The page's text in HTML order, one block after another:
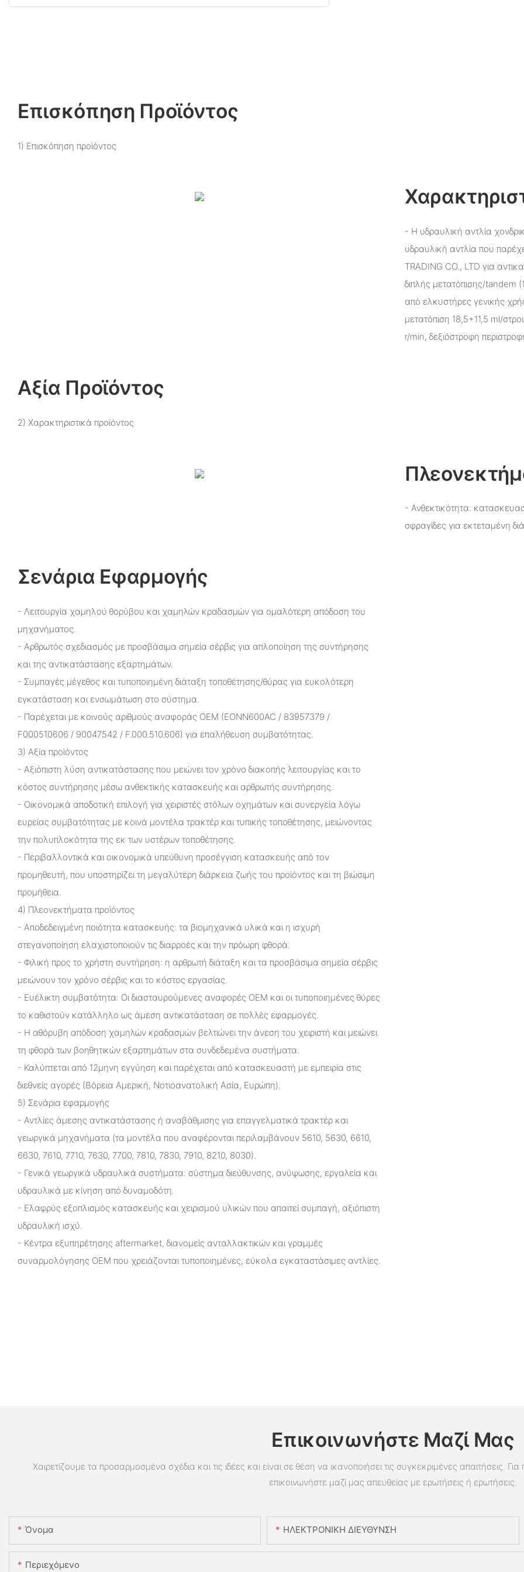
Επισκόπηση Προϊόντος
1) Επισκόπηση προϊόντος
- Η υδραυλική αντλία
υδραυλική αντλία που
TRADING CO., LTD για
διπλής μετατόπισης/tandem
από ελκυστήρες γενικής
μετατόπιση 18,5+11,5 ml/
r/min, δεξιόστροφη
Αξία Προϊόντος
2) Χαρακτηριστικά προϊόντος
- Ανθεκτικότητα:
σφραγίδες για εκτεταμένη
Σενάρια Εφαρμογής
- Λειτουργία χαμηλού θορύβου και χαμηλών κραδασμών για ομαλότερη απόδοση του
μηχανήματος.
- Αρθρωτός σχεδιασμός με προσβάσιμα σημεία σέρβις για απλοποίηση της συντήρησης
και της αντικατάστασης εξαρτημάτων.
- Συμπαγές μέγεθος και τυποποιημένη διάταξη τοποθέτησης/θύρας για ευκολότερη
εγκατάσταση και ενσωμάτωση στο σύστημα.
- Παρέχεται με κοινούς αριθμούς αναφοράς OEM (EONN600AC / 83957379 /
F000510606 / 90047542 / F.000.510.606) για επαλήθευση συμβατότητας.
3) Αξία προϊόντος
- Αξιόπιστη λύση αντικατάστασης που μειώνει τον χρόνο διακοπής λειτουργίας και το
κόστος συντήρησης μέσω ανθεκτικής κατασκευής και αρθρωτής συντήρησης.
- Οικονομικά αποδοτική επιλογή για χειριστές στόλων οχημάτων και συνεργεία λόγω
ευρείας συμβατότητας με κοινά μοντέλα τρακτέρ και τυπικής τοποθέτησης, μειώνοντας
την πολυπλοκότητα της εκ των υστέρων τοποθέτησης.
- Περιβαλλοντικά και οικονομικά υπεύθυνη προσέγγιση κατασκευής από τον
προμηθευτή, που υποστηρίζει τη μεγαλύτερη διάρκεια ζωής του προϊόντος και τη βιώσιμη
προμήθεια.
4) Πλεονεκτήματα προϊόντος
- Αποδεδειγμένη ποιότητα κατασκευής: τα βιομηχανικά υλικά και η ισχυρή
στεγανοποίηση ελαχιστοποιούν τις διαρροές και την πρόωρη φθορά.
- Φιλική προς το χρήστη συντήρηση: η αρθρωτή διάταξη και τα προσβάσιμα σημεία σέρβις
μειώνουν τον χρόνο σέρβις και το κόστος εργασίας.
- Ευέλικτη συμβατότητα: Οι διασταυρούμενες αναφορές OEM και οι τυποποιημένες θύρες
το καθιστούν κατάλληλο ως άμεση αντικατάσταση σε πολλές εφαρμογές.
- Η αθόρυβη απόδοση χαμηλών κραδασμών βελτιώνει την άνεση του χειριστή και μειώνει
τη φθορά των βοηθητικών εξαρτημάτων στα συνδεδεμένα συστήματα.
- Καλύπτεται από 12μηνη εγγύηση και παρέχεται από κατασκευαστή με εμπειρία στις
διεθνείς αγορές (Βόρεια Αμερική, Νοτιοανατολική Ασία, Ευρώπη).
5) Σενάρια εφαρμογής
- Αντλίες άμεσης αντικατάστασης ή αναβάθμισης για επαγγελματικά τρακτέρ και
γεωργικά μηχανήματα (τα μοντέλα που αναφέρονται περιλαμβάνουν 5610, 5630, 6610,
6630, 7610, 7710, 7630, 7700, 7810, 7830, 7910, 8210, 8030).
- Γενικά γεωργικά υδραυλικά συστήματα: σύστημα διεύθυνσης, ανύψωσης, εργαλεία και
υδραυλικά με κίνηση από δυναμοδότη.
- Ελαφρύς εξοπλισμός κατασκευής και χειρισμού υλικών που απαιτεί συμπαγή, αξιόπιστη
υδραυλική ισχύ.
- Κέντρα εξυπηρέτησης aftermarket, διανομείς ανταλλακτικών και γραμμές
συναρμολόγησης OEM που χρειάζονται τυποποιημένες, εύκολα εγκαταστάσιμες αντλίες.
Επικοινωνήστε Μαζί Μας
Χαιρετίζουμε τα προσαρμοσμένα σχέδια και τις ιδέες και είναι σε θέση να ικανοποιήσει τις συγκεκριμένες απαιτήσεις.
επικοινωνήστε μαζί μας απευθείας με ερωτήσεις ή ερωτήσεις.
Όνομα ΗΛΕΚΤΡΟΝΙΚΗ ΔΙΕΥΘΥΝΣΗ
Περιεχόμενο